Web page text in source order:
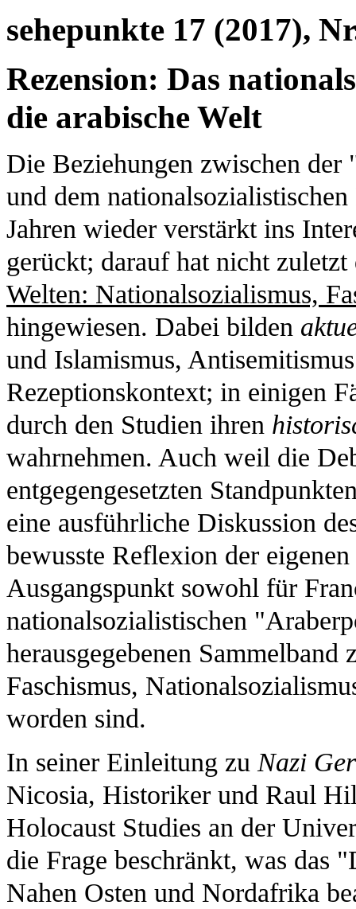
sehepunkte 17 (2017),
Rezension: Das
die arabische Welt
Die Beziehungen zwischen
und dem
Jahren wieder verstärkt ins
gerückt; darauf hat nicht
Welten: Nationalsozialismus,
hingewiesen. Dabei bilden
und Islamismus,
Rezeptionskontext; in einigen
durch den Studien ihren
wahrnehmen. Auch weil die
entgegengesetzten
eine ausführliche Diskussion
bewusste Reflexion der
Ausgangspunkt sowohl für
nationalsozialistischen
herausgegebenen
Faschismus,
worden sind.
In seiner Einleitung zu Nazi
Nicosia, Historiker und Raul
Holocaust Studies an der
die Frage beschränkt, was das
Nahen Osten und Nordafrika